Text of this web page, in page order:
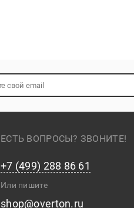
ЕСТЬ ВОПРОСЫ? ЗВОНИТЕ!
+7 (499) 288 86 61
Или пишите
shop@overton.ru